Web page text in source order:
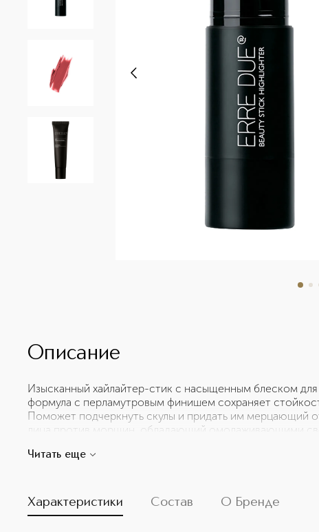
Описание
Изысканный хайлайтер-стик с насыщенным блеском для
формула с перламутровым финишем сохраняет
Поможет подчеркнуть скулы и придать им мерцающий
лица против морщин, обладающий омолаживающими
отдохнувшей и гладкой. Делает нанесение тональной
Читать еще
Характеристики Состав О Бренде